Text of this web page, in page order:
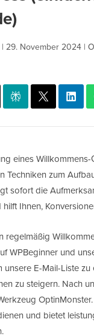
| 29. November 2024 |
eines Willkommens-
Techniken zum
sofort die
hilft Ihnen,
regelmäßig
WPBeginner und
unsere E-Mail-Liste
zu steigern. Nach
und bietet